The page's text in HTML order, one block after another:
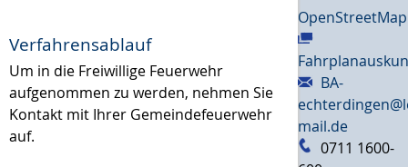
Verfahrensablauf
Um in die Freiwillige Feuerwehr
aufgenommen zu werden, nehmen Sie
Kontakt mit Ihrer Gemeindefeuerwehr
auf.
OpenStreetMap
BA-
mail.de
0711 1600-